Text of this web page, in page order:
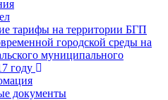
тарифы на территории БГП
городской среды на
муниципального
году
документы